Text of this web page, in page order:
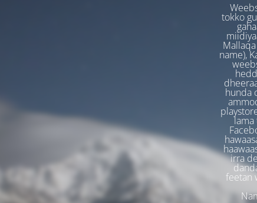
tokko
name),
hunda
lama
irra
feetan